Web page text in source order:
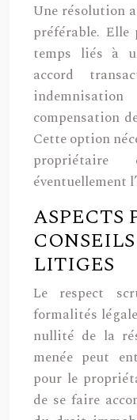
Une résolution
préférable.
temps liés à
accord
compensation
Cette option
éventuellement
ASPECTS
LITIGES
Le respect
formalités
nullité de la
menée peut
pour le
de se faire